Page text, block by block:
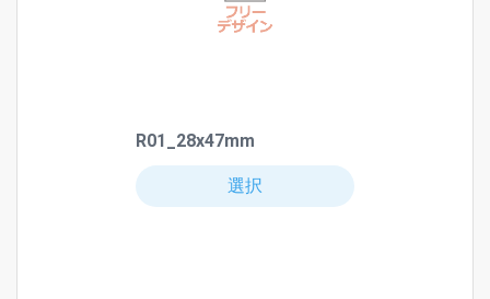
R01_28x47mm
選択